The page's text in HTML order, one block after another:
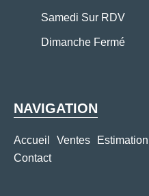
Samedi Sur RDV
Dimanche Fermé
NAVIGATION
Accueil Ventes Estimation
Contact